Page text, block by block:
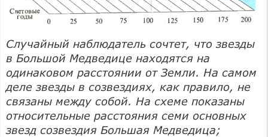
Случайный наблюдатель сочтет, что звезды
в Большой Медведице находятся на
одинаковом расстоянии от Земли. На самом
деле звезды в созвездиях, как правило, не
связаны между собой. На схеме показаны
относительные расстояния семи основных
звезд созвездия Большая Медведица;